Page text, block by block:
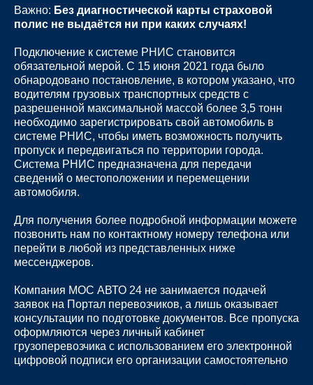
Важно: Без диагностической карты страховой
полис не выдаётся ни при каких случаях!
Подключение к системе РНИС становится
обязательной мерой. С 15 июня 2021 года было
обнародовано постановление, в котором указано, что
водителям грузовых транспортных средств с
разрешенной максимальной массой более 3,5 тонн
необходимо зарегистрировать свой автомобиль в
системе РНИС, чтобы иметь возможность получить
пропуск и передвигаться по территории города.
Система РНИС предназначена для передачи
сведений о местоположении и перемещении
автомобиля.
Для получения более подробной информации можете
позвонить нам по контактному номеру телефона или
перейти в любой из представленных ниже
мессенджеров.
Компания МОС АВТО 24 не занимается подачей
заявок на Портал перевозчиков, а лишь оказывает
консультации по подготовке документов. Все пропуска
оформляются через личный кабинет
грузоперевозчика с использованием его электронной
цифровой подписи его организации самостоятельно